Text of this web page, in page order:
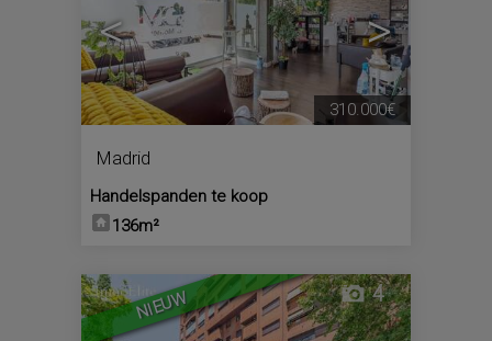
< >
Madrid
Handelspanden te koop
136m²
310.000€
NIEUW 4